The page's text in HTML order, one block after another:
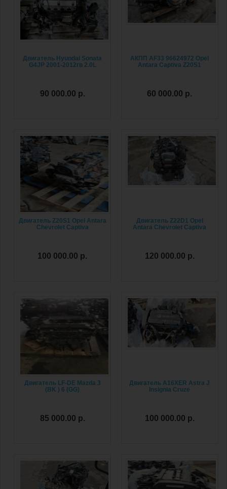
Двигатель Hyundai Sonata
G4JP 2001-2012гв 2.0L
90 000.00 р.
АКПП AF33 96624972 Opel
Antara Captiva Z20S1
60 000.00 р.
Двигатель Z20S1 Opel Antara
Chevrolet Captiva
100 000.00 р.
Двигатель Z22D1 Opel
Antara Chevrolet Captiva
120 000.00 р.
Двигатель LF-DE Mazda 3
(BK ) 6 (GG)
85 000.00 р.
Двигатель A16XER Astra J
Insignia Cruze
100 000.00 р.